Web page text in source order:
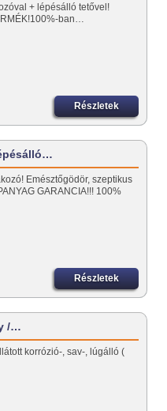
+ lépésálló tetővel!
ban…
Részletek
Emésztőgödör, szeptikus
GARANCIA!!! 100%
Részletek
/…
korrózió-, sav-, lúgálló (